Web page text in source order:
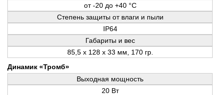
от -20 до +40 °С
Степень защиты от влаги и пыли
IP64
Габариты и вес
85,5 x 128 x 33 мм, 170 гр.
Динамик «Тромб»
Выходная мощность
20 Вт